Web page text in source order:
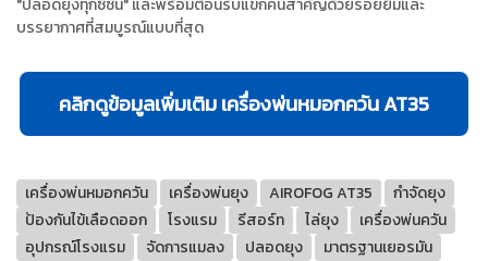
"ปลอดยุงทุกซีซั่น" และพร้อมต้อนรับแขกคนสำคัญด้วยรอยยิ้มและ
บรรยากาศที่สมบูรณ์แบบที่สุด
คลิกดูข้อมูลเพิ่มเติม เครื่องพ่นหมอกควัน AT35
เครื่องพ่นหมอกควัน เครื่องพ่นยุง AIROFOG AT35
กำจัดยุง
ป้องกันไข้เลือดออก
โรงแรม รีสอร์ท ไล่ยุง
เครื่องพ่นควัน
อุปกรณ์โรงแรม
จัดการแมลง ปลอดยุง
มาตรฐานเยอรมัน